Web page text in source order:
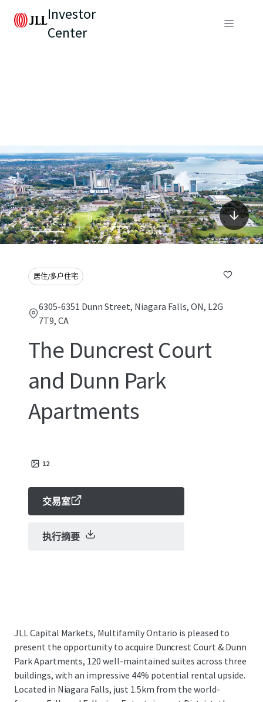
Investor
Center
居住/多户住宅
6305-6351 Dunn Street, Niagara Falls, ON, L2G
7T9, CA
The Duncrest Court
and Dunn Park
Apartments
12
交易室
执行摘要
JLL Capital Markets, Multifamily Ontario is pleased to
present the opportunity to acquire Duncrest Court & Dunn
Park Apartments, 120 well-maintained suites across three
buildings, with an impressive 44% potential rental upside.
Located in Niagara Falls, just 1.5km from the world-